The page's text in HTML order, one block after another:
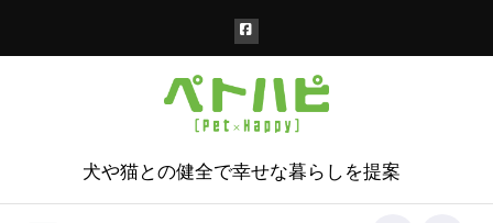
犬や猫との健全で幸せな暮らしを提案